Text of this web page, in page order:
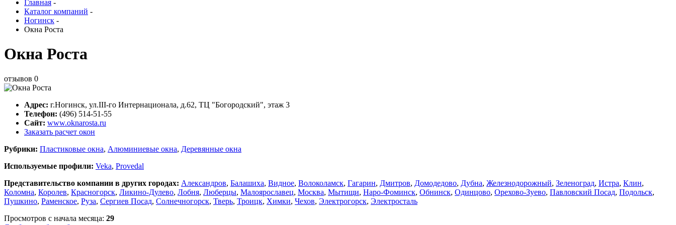
Главная -
Каталог компаний -
Ногинск -
Окна Роста
Окна Роста
отзывов 0
Адрес: г.Ногинск, ул.III-го Интернационала, д.62, ТЦ "Богородский", этаж 3
Телефон: (496) 514-51-55
Сайт: www.oknarosta.ru
Заказать расчет окон
Рубрики: Пластиковые окна, Алюминиевые окна, Деревянные окна
Используемые профили: Veka, Provedal
Представительство компании в других городах: Александров, Балашиха, Видное, Волоколамск, Гагарин, Дмитров, Домодедово, Дубна, Железнодорожный, Зеленоград, Истра, Клин,
Коломна, Королев, Красногорск, Ликино-Дулево, Лобня, Люберцы, Малоярославец, Москва, Мытищи, Наро-Фоминск, Обнинск, Одинцово, Орехово-Зуево, Павловский Посад, Подольск,
Пушкино, Раменское, Руза, Сергиев Посад, Солнечногорск, Тверь, Троицк, Химки, Чехов, Электрогорск, Электросталь
Просмотров с начала месяца: 29